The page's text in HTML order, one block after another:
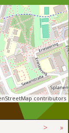
contributors
> »